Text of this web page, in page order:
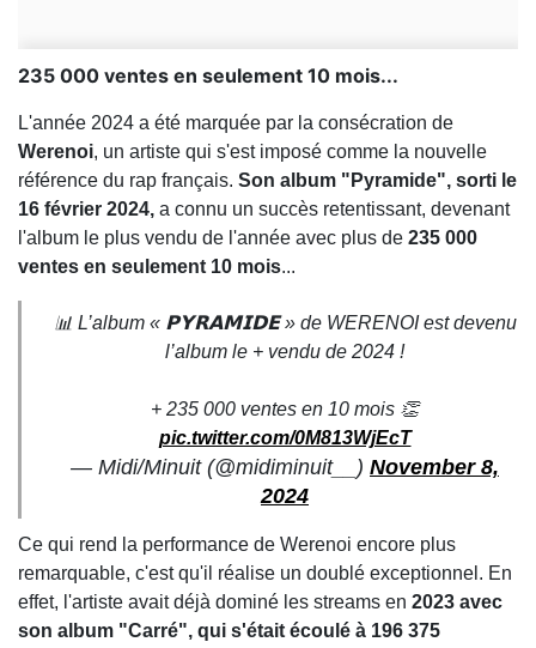
235 000 ventes en seulement 10 mois...
L'année 2024 a été marquée par la consécration de
Werenoi, un artiste qui s'est imposé comme la nouvelle
référence du rap français. Son album "Pyramide", sorti le
16 février 2024, a connu un succès retentissant, devenant
l'album le plus vendu de l'année avec plus de 235 000
ventes en seulement 10 mois...
📊 L’album « 𝗣𝗬𝗥𝗔𝗠𝗜𝗗𝗘 » de WERENOI est devenu
l’album le + vendu de 2024 !
+ 235 000 ventes en 10 mois 👏
pic.twitter.com/0M813WjEcT
— Midi/Minuit (@midiminuit__) November 8,
2024
Ce qui rend la performance de Werenoi encore plus
remarquable, c'est qu'il réalise un doublé exceptionnel. En
effet, l'artiste avait déjà dominé les streams en 2023 avec
son album "Carré", qui s'était écoulé à 196 375